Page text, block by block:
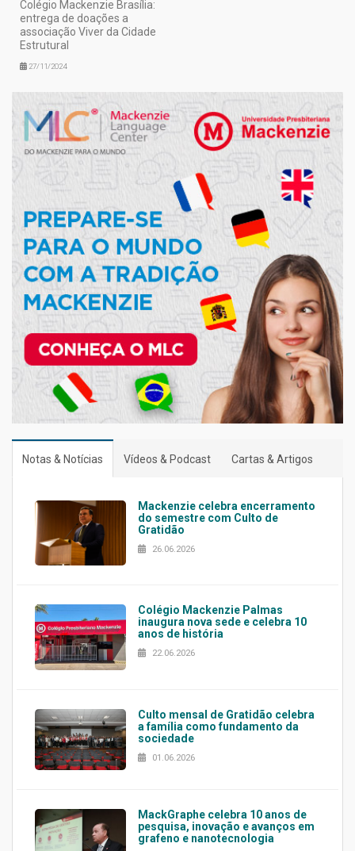
Colégio Mackenzie Brasília:
entrega de doações a
associação Viver da Cidade
Estrutural
27/11/2024
Notas & Notícias Vídeos & Podcast Cartas & Artigos
Mackenzie celebra encerramento
do semestre com Culto de
Gratidão
26.06.2026
Colégio Mackenzie Palmas
inaugura nova sede e celebra 10
anos de história
22.06.2026
Culto mensal de Gratidão celebra
a família como fundamento da
sociedade
01.06.2026
MackGraphe celebra 10 anos de
pesquisa, inovação e avanços em
grafeno e nanotecnologia